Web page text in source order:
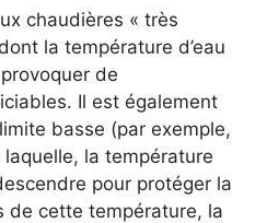
chaudières « très
la température d’eau
de
Il est également
basse (par exemple,
la température
pour protéger la
de cette température, la